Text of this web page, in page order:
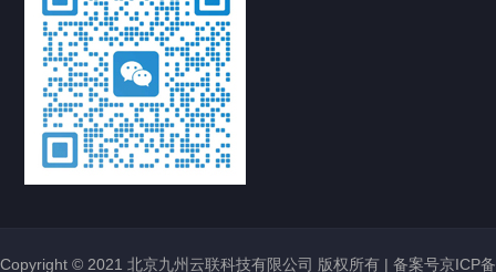
Copyright © 2021 北京九州云联科技有限公司 版权所有 | 备案号京ICP备